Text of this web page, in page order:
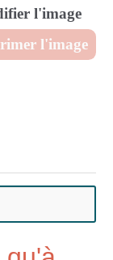
l'image
l'image